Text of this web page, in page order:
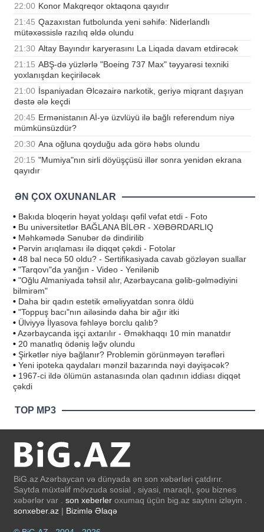
22:00 Konor Makqreqor oktaqona qayıdır
21:45 Qazaxıstan futbolunda yeni səhifə: Niderlandlı
mütəxəssislə razılıq əldə olundu
21:30 Altay Bayındır karyerasını La Liqada davam etdirəcək
21:15 ABŞ-də yüzlərlə "Boeing 737 Max" təyyarəsi texniki
yoxlanışdan keçiriləcək
21:00 İspaniyadan Əlcəzairə narkotik, geriyə miqrant daşıyan
dəstə ələ keçdi
20:45 Ermənistanın Aİ-yə üzvlüyü ilə bağlı referendum niyə
mümkünsüzdür?
20:30 Ana oğluna qoyduğu ada görə həbs olundu
20:15 "Mumiya"nın sirli döyüşçüsü illər sonra yenidən ekrana
qayıdır
ƏN ÇOX OXUNANLAR
• Bakıda bloqerin həyat yoldaşı qəfil vəfat etdi - Foto
• Bu universitetlər BAĞLANA BİLƏR - XƏBƏRDARLIQ
• Məhkəmədə Sənubər də dindirilib
• Pərvin arıqlaması ilə diqqət çəkdi - Fotolar
• 48 bal necə 50 oldu? - Sertifikasiyada cavab gözləyən suallar
• "Tarqovı"da yanğın - Video - Yenilənib
• "Oğlu Almaniyada təhsil alır, Azərbaycana gəlib-gəlmədiyini
bilmirəm"
• Daha bir qadın estetik əməliyyatdan sonra öldü
• "Toppuş bacı"nın ailəsində daha bir ağır itki
• Ülviyyə İlyasova fəhləyə borclu qalıb?
•Azərbaycanda işçi axtarılır - Əməkhaqqı 10 min manatdır
• 20 manatlıq ödəniş ləğv olundu
• Şirkətlər niyə bağlanır? Problemin görünməyən tərəfləri
• Yeni ipoteka qaydaları mənzil bazarında nəyi dəyişəcək?
• 1967-ci ildə ölümün astanasında olan qadının iddiası diqqət
çəkdi
TOP MP3
BiG.az Azərbaycan və dünyada ən son xəbərləri çatdırır.
Saytda müxtəlif mövzuda sosial , siyasi, maraqlı, şou biznes
xəbərlər var . son xeberler oxumaq üçün big.az saytını izləyin .
sonxeber.az | Bizimlə Əlaqə